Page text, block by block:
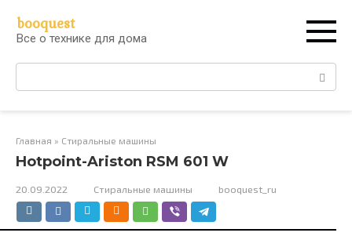
контенту
booquest
Все о технике для дома
Поиск:
Главная » Стиральные машины
Hotpoint-Ariston RSM 601 W
20.09.2022 Стиральные машины booquest_ru